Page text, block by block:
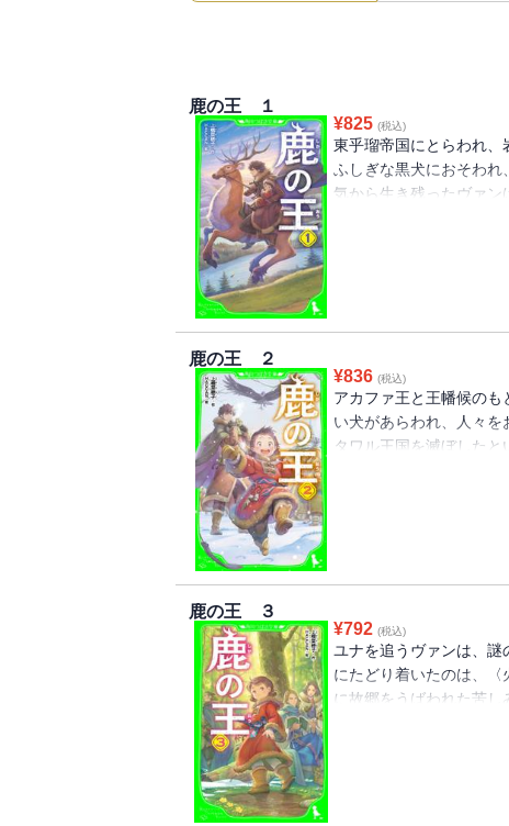
鹿の王 １
¥825 (税込)
東乎瑠帝国にとらわれ
ふしぎな黒犬におそわれ
気から生き残ったヴァン
ナと名づけて育てるこ
鹿の王 ２
¥836 (税込)
アカファ王と王幡候の
い犬があらわれ、人々
タワル王国を滅ぼした
かかってしまう。ホッ
鹿の王 ３
¥792 (税込)
ユナを追うヴァンは、謎
にたどり着いたのは、
に故郷をうばわれた苦し
さらわれたはずのユナ